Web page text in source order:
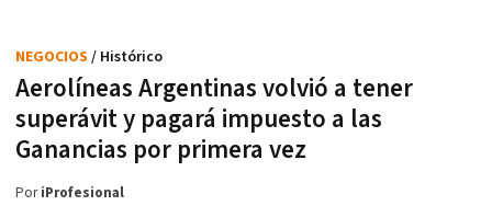
Aerolíneas Argentinas volvió a tener
superávit y pagará impuesto a las
Ganancias por primera vez
NEGOCIOS / Histórico
PoriProfesional